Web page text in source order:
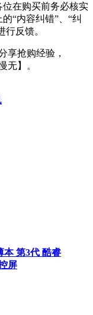
在购买前务必核实
“内容纠错”、“纠
行反馈。
享抢购经验，
无】。
本 第3代 酷睿
屏